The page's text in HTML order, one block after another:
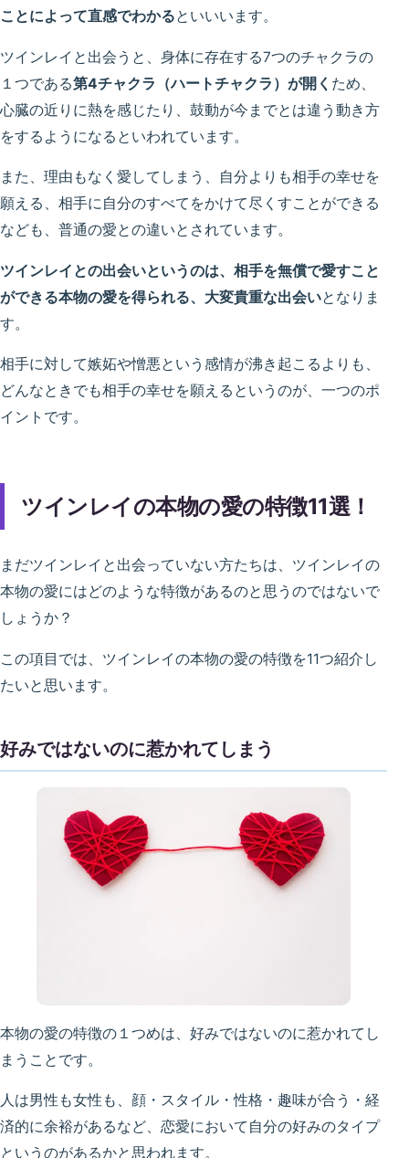
ことによって直感でわかるといいいます。
ツインレイと出会うと、身体に存在する7つのチャクラの
１つである第4チャクラ（ハートチャクラ）が開く ため、
心臓の近りに熱を感じたり、鼓動が今までとは違う動き方
をするようになるといわれています。
また、理由もなく愛してしまう、自分よりも相手の幸せを
願える、相手に自分のすべてをかけて尽くすことができる
なども、普通の愛との違いとされています。
ツインレイとの出会いというのは、相手を無償で愛すこと
ができる本物の愛を得られる、大変貴重な出会いとなりま
す。
相手に対して嫉妬や憎悪という感情が沸き起こるよりも、
どんなときでも相手の幸せを願えるというのが、一つのポ
イントです。
ツインレイの本物の愛の特徴11選！
まだツインレイと出会っていない方たちは、ツインレイの
本物の愛にはどのような特徴があるのと思うのではないで
しょうか？
この項目では、ツインレイの本物の愛の特徴を11つ紹介し
たいと思います。
好みではないのに惹かれてしまう
本物の愛の特徴の１つめは、好みではないのに惹かれてし
まうことです。
人は男性も女性も、顔・スタイル・性格・趣味が合う・経
済的に余裕があるなど、恋愛において自分の好みのタイプ
というのがあるかと思われます。